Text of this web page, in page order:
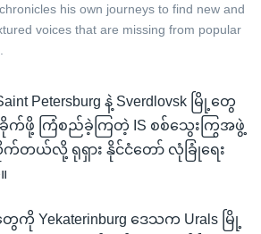
his own journeys to find new and
voices that are missing from popular
Petersburg နဲ့ Sverdlovsk မြို့တွေ
က်ဖို့ ကြံစည်ခဲ့ကြတဲ့ IS စစ်သွေးကြွအဖွဲ့
က်တယ်လို့ ရုရှား နိုင်ငံတော် လုံခြုံရေး
ကို Yekaterinburg ဒေသက Urals မြို့